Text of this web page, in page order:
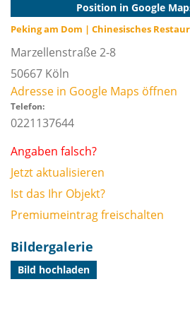
Position in Google
Peking am Dom | Chinesisches
Marzellenstraße 2-8
50667 Köln
Adresse in Google Maps öffnen
Telefon:
0221137644
Angaben falsch?
Jetzt aktualisieren
Ist das Ihr Objekt?
Premiumeintrag freischalten
Bildergalerie
Bild hochladen